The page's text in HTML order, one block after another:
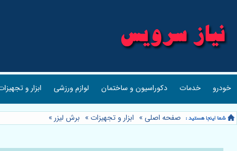
خودرو خدمات دکوراسیون و ساختمان لوازم ورزشی ابزار و
صفحه اصلی » ابزار و تجهیزات » برش لیزر»